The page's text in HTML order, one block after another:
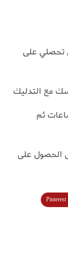
تحصلي على
مع التدليك
غشاء بلاستيكي لمدة 4 ساعات ثم
الحصول على
Pinterest